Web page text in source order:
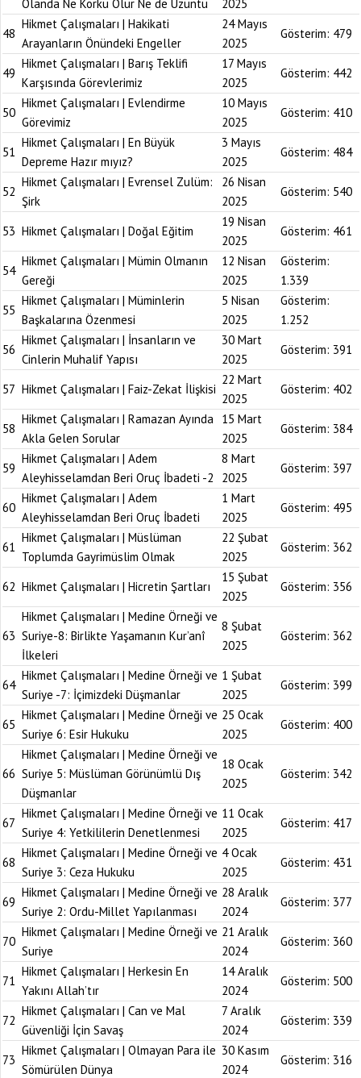
Olanda Ne Korku Olur Ne de Üzüntü 2025
48
Hikmet Çalışmaları | Hakikati
Arayanların Önündeki Engeller
24 Mayıs
2025
Gösterim: 479
49
Hikmet Çalışmaları | Barış Teklifi
Karşısında Görevlerimiz
17 Mayıs
2025
Gösterim: 442
50
Hikmet Çalışmaları | Evlendirme
Görevimiz
10 Mayıs
2025
Gösterim: 410
51
Hikmet Çalışmaları | En Büyük
Depreme Hazır mıyız?
3 Mayıs
2025
Gösterim: 484
52
Hikmet Çalışmaları | Evrensel Zulüm:
Şirk
26 Nisan
2025
Gösterim: 540
53 Hikmet Çalışmaları | Doğal Eğitim
19 Nisan
2025
Gösterim: 461
54
Hikmet Çalışmaları | Mümin Olmanın
Gereği
12 Nisan
2025
Gösterim:
1.339
55
Hikmet Çalışmaları | Müminlerin
Başkalarına Özenmesi
5 Nisan
2025
Gösterim:
1.252
56
Hikmet Çalışmaları | İnsanların ve
Cinlerin Muhalif Yapısı
30 Mart
2025
Gösterim: 391
57 Hikmet Çalışmaları | Faiz-Zekat İlişkisi
22 Mart
2025
Gösterim: 402
58
Hikmet Çalışmaları | Ramazan Ayında
Akla Gelen Sorular
15 Mart
2025
Gösterim: 384
59
Hikmet Çalışmaları | Adem
Aleyhisselamdan Beri Oruç İbadeti -2
8 Mart
2025
Gösterim: 397
60
Hikmet Çalışmaları | Adem
Aleyhisselamdan Beri Oruç İbadeti
1 Mart
2025
Gösterim: 495
61
Hikmet Çalışmaları | Müslüman
Toplumda Gayrimüslim Olmak
22 Şubat
2025
Gösterim: 362
62 Hikmet Çalışmaları | Hicretin Şartları
15 Şubat
2025
Gösterim: 356
63
Hikmet Çalışmaları | Medine Örneği ve
Suriye-8: Birlikte Yaşamanın Kur’anî
İlkeleri
8 Şubat
2025
Gösterim: 362
64
Hikmet Çalışmaları | Medine Örneği ve
Suriye -7: İçimizdeki Düşmanlar
1 Şubat
2025
Gösterim: 399
65
Hikmet Çalışmaları | Medine Örneği ve
Suriye 6: Esir Hukuku
25 Ocak
2025
Gösterim: 400
66
Hikmet Çalışmaları | Medine Örneği ve
Suriye 5: Müslüman Görünümlü Dış
Düşmanlar
18 Ocak
2025
Gösterim: 342
67
Hikmet Çalışmaları | Medine Örneği ve
Suriye 4: Yetkililerin Denetlenmesi
11 Ocak
2025
Gösterim: 417
68
Hikmet Çalışmaları | Medine Örneği ve
Suriye 3: Ceza Hukuku
4 Ocak
2025
Gösterim: 431
69
Hikmet Çalışmaları | Medine Örneği ve
Suriye 2: Ordu-Millet Yapılanması
28 Aralık
2024
Gösterim: 377
70
Hikmet Çalışmaları | Medine Örneği ve
Suriye
21 Aralık
2024
Gösterim: 360
71
Hikmet Çalışmaları | Herkesin En
Yakını Allah’tır
14 Aralık
2024
Gösterim: 500
72
Hikmet Çalışmaları | Can ve Mal
Güvenliği İçin Savaş
7 Aralık
2024
Gösterim: 339
73
Hikmet Çalışmaları | Olmayan Para ile
Sömürülen Dünya
30 Kasım
2024
Gösterim: 316